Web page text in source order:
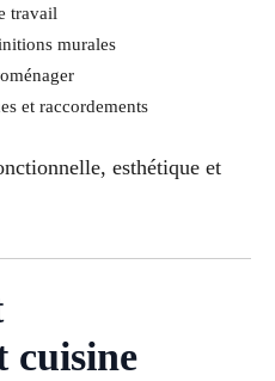
travail
murales
et raccordements
esthétique et
cuisine